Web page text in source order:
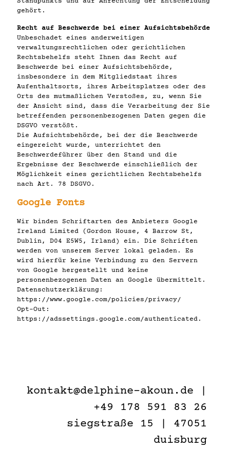
gehört.
Recht auf Beschwerde bei einer Aufsichtsbehörde
Unbeschadet eines anderweitigen
verwaltungsrechtlichen oder gerichtlichen
Rechtsbehelfs steht Ihnen das Recht auf
Beschwerde bei einer Aufsichtsbehörde,
insbesondere in dem Mitgliedstaat ihres
Aufenthaltsorts, ihres Arbeitsplatzes oder des
Orts des mutmaßlichen Verstoßes, zu, wenn Sie
der Ansicht sind, dass die Verarbeitung der Sie
betreffenden personenbezogenen Daten gegen die
DSGVO verstößt.
Die Aufsichtsbehörde, bei der die Beschwerde
eingereicht wurde, unterrichtet den
Beschwerdeführer über den Stand und die
Ergebnisse der Beschwerde einschließlich der
Möglichkeit eines gerichtlichen Rechtsbehelfs
nach Art. 78 DSGVO.
Google Fonts
Wir binden Schriftarten des Anbieters Google
Ireland Limited (Gordon House, 4 Barrow St,
Dublin, D04 E5W5, Irland) ein. Die Schriften
werden von unserem Server lokal geladen. Es
wird hierfür keine Verbindung zu den Servern
von Google hergestellt und keine
personenbezogenen Daten an Google übermittelt.
Datenschutzerklärung:
https://www.google.com/policies/privacy/
Opt-Out:
https://adssettings.google.com/authenticated.
kontakt@delphine-akoun.de
+49 178 591 83 26
siegstraße 15 | 47051
duisburg